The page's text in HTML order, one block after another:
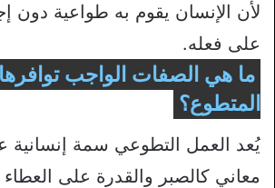
لأن الإنسان يقوم به طواعية دون
على فعله.
ما هي الصفات الواجب
المتطوع؟
يُعد العمل التطوعي سمة إنسانية
معاني كالصبر والقدرة على العطاء